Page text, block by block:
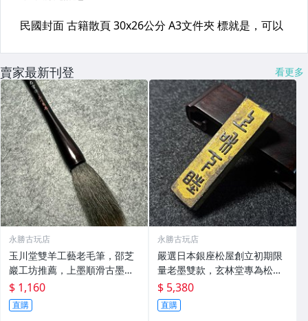
賣家最新刊登 看更多
永勝古玩店
玉川堂雙羊工藝老毛筆，邵芝
巖工坊推薦，上墨順滑古墨專
用 老墨 冬青 老筆
$ 1,160
直購
永勝古玩店
嚴選日本銀座松屋創立初期限
量老墨雙款，玄林堂專為松屋
打造，重量22.5g，適合收藏
及品味民國時期古雅文化 文房
用具 民國古墨 收藏文玩
$ 5,380
直購